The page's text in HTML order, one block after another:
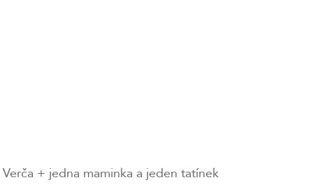
+ jedna maminka a jeden tatínek